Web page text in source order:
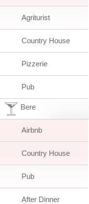
Agriturist
Country House
Pizzerie
Pub
Bere
Airbnb
Country House
Pub
After Dinner